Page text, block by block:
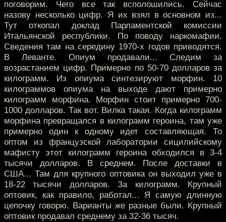
поговорим. Чего все так всполошились. Сейчас
назову несколько цифр. Я их взял в основном из...
Тут откопал доклад Парламентской комиссии
Итальянской республики. По поводу наркомафии.
Сведения там на середину 1970-х годов приводятся.
В Леванте. Опиум продавали... Следим за
возрастанием цифр. Примерно по 50-70 долларов за
килограмм. Из опиума синтезируют морфин. 10
килограммов опиума на выходе дают примерно
килограмм морфина. Морфин стоит примерно 700-
1000 долларов. Так вот. Вилка такая. Когда килограмм
морфина превращался в килограмм героина, там уже
примерно один к одному идет составляющая. То
оптом из французской лаборатории сицилийскому
мафисту этот килограмм героина обходился в 3-4
тысячи долларов. В среднем. После доставки в
США... Там для крупного оптовика он выходил уже в
18-22 тысячи долларов. За килограмм. Крупный
оптовик, как правило, работал... Я самую длинную
цепочку говорю. Варианты же разные были. Крупный
оптовик продавал среднему за 32-36 тысяч.